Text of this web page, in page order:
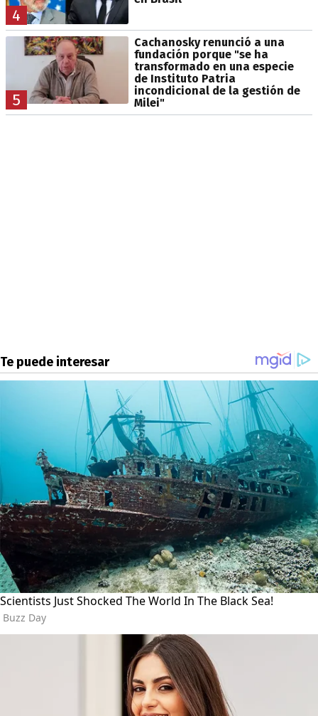
4
5
Cachanosky renunció a una
fundación porque "se ha
transformado en una especie
de Instituto Patria
incondicional de la gestión de
Milei"